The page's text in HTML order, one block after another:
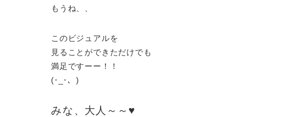
もうね、、
このビジュアルを
見ることができただけでも
満足ですーー！！
(･_･、)
みな、大人～～♥